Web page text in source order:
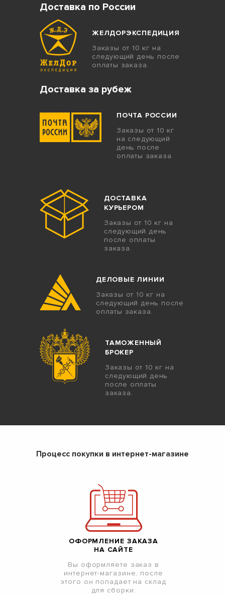
Доставка по России
ЖЕЛДОРЭКСПЕДИЦИЯ
Заказы от 10 кг на
следующий день после
оплаты заказа.
Доставка за рубеж
ПОЧТА РОССИИ
Заказы от 10 кг
на следующий
день после
оплаты заказа.
ДОСТАВКА
КУРЬЕРОМ
Заказы от 10 кг на
следующий день
после оплаты
заказа.
ДЕЛОВЫЕ ЛИНИИ
Заказы от 10 кг на
следующий день после
оплаты заказа.
ТАМОЖЕННЫЙ
БРОКЕР
Заказы от 10 кг на
следующий день
после оплаты
заказа.
Процесс покупки в интернет-магазине
ОФОРМЛЕНИЕ ЗАКАЗА
НА САЙТЕ
Вы оформляете заказ в
интернет-магазине, после
этого он попадает на склад
для сборки.